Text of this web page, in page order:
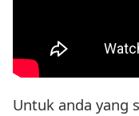
Untuk anda yang